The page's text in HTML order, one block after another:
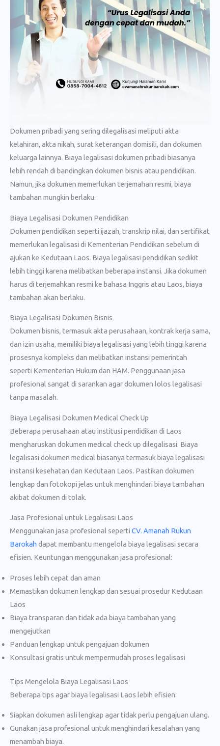
Dokumen pribadi yang sering dilegalisasi meliputi akta
kelahiran, akta nikah, surat keterangan domisili, dan dokumen
keluarga lainnya. Biaya legalisasi dokumen pribadi biasanya
lebih rendah di bandingkan dokumen bisnis atau pendidikan.
Namun, jika dokumen memerlukan terjemahan resmi, biaya
tambahan mungkin berlaku.
Biaya Legalisasi Dokumen Pendidikan
Dokumen pendidikan seperti ijazah, transkrip nilai, dan sertifikat
memerlukan legalisasi di Kementerian Pendidikan sebelum di
ajukan ke Kedutaan Laos. Biaya legalisasi pendidikan sedikit
lebih tinggi karena melibatkan beberapa instansi. Jika dokumen
harus di terjemahkan resmi ke bahasa Inggris atau Laos, biaya
tambahan akan berlaku.
Biaya Legalisasi Dokumen Bisnis
Dokumen bisnis, termasuk akta perusahaan, kontrak kerja sama,
dan izin usaha, memiliki biaya legalisasi yang lebih tinggi karena
prosesnya kompleks dan melibatkan instansi pemerintah
seperti Kementerian Hukum dan HAM. Penggunaan jasa
profesional sangat di sarankan agar dokumen lolos legalisasi
tanpa masalah.
Biaya Legalisasi Dokumen Medical Check Up
Beberapa perusahaan atau institusi pendidikan di Laos
mengharuskan dokumen medical check up dilegalisasi. Biaya
legalisasi dokumen medical biasanya termasuk biaya legalisasi
instansi kesehatan dan Kedutaan Laos. Pastikan dokumen
lengkap dan fotokopi jelas untuk menghindari biaya tambahan
akibat dokumen di tolak.
Jasa Profesional untuk Legalisasi Laos
Menggunakan jasa profesional seperti CV. Amanah Rukun
Barokah dapat membantu mengelola biaya legalisasi secara
efisien. Keuntungan menggunakan jasa profesional:
Proses lebih cepat dan aman
Memastikan dokumen lengkap dan sesuai prosedur Kedutaan
Laos
Biaya transparan dan tidak ada biaya tambahan yang
mengejutkan
Panduan lengkap untuk pengajuan dokumen
Konsultasi gratis untuk mempermudah proses legalisasi
Tips Mengelola Biaya Legalisasi Laos
Beberapa tips agar biaya legalisasi Laos lebih efisien:
Siapkan dokumen asli lengkap agar tidak perlu pengajuan ulang.
Gunakan jasa profesional untuk menghindari kesalahan yang
menambah biaya.